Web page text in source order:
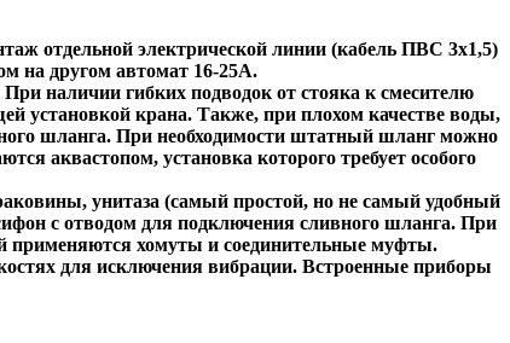
отдельной электрической линии (кабель ПВС 3х1,5)
на другом автомат 16-25А.
наличии гибких подводок от стояка к смесителю
установкой крана. Также, при плохом качестве воды,
шланга. При необходимости штатный шланг можно
аквастопом, установка которого требует особого
унитаза (самый простой, но не самый удобный
с отводом для подключения сливного шланга. При
применяются хомуты и соединительные муфты.
для исключения вибрации. Встроенные приборы